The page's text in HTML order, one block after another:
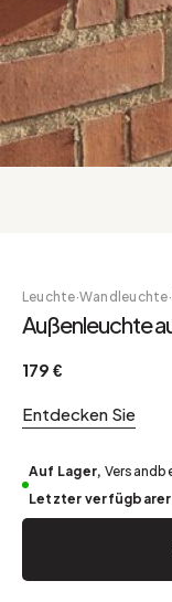
Leuchte·Wandleuchte·
Außenleuchte
179 €
Entdecken Sie
Auf Lager,
Letzter verfügbarer